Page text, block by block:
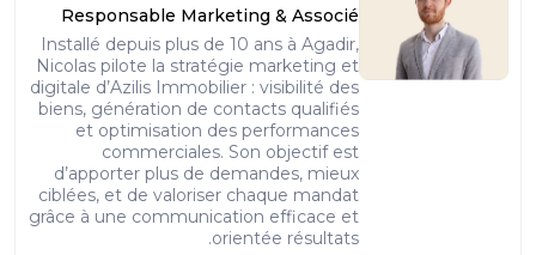
Responsable Marketing & Associé
Installé depuis plus de 10 ans à Agadir,
Nicolas pilote la stratégie marketing et
digitale d’Azilis Immobilier : visibilité des
biens, génération de contacts qualifiés
et optimisation des performances
commerciales. Son objectif est
d’apporter plus de demandes, mieux
ciblées, et de valoriser chaque mandat
grâce à une communication efficace et
orientée résultats.